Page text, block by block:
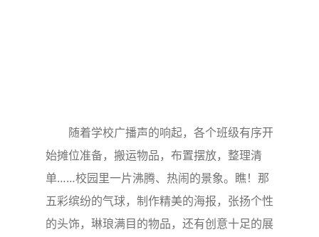
随着学校广播声的响起，各个班级有序开
始摊位准备，搬运物品，布置摆放，整理清
单……校园里一片沸腾、热闹的景象。瞧！那
五彩缤纷的气球，制作精美的海报，张扬个性
的头饰，琳琅满目的物品，还有创意十足的展